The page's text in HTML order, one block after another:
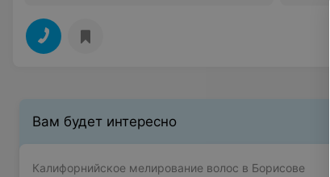
Вам будет интересно
Калифорнийское мелирование волос в Борисове